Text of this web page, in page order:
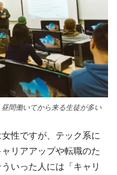
間働いてから来る生徒が多い
性ですが、テック系に
リアアップや転職のた
いった人には「キャリ